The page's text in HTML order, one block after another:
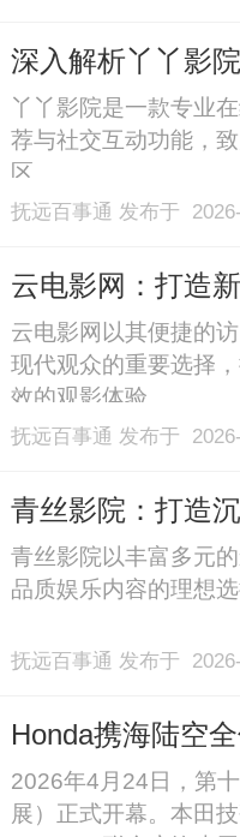
深入解析丫丫影
丫丫影院是一款专业
荐与社交互动功能，
区。......
抚远百事通 发布于
云电影网：打造
云电影网以其便捷的
现代观众的重要选择
效的观影体验。......
抚远百事通 发布于
青丝影院：打造
青丝影院以丰富多元
品质娱乐内容的理想
抚远百事通 发布于
Honda携海陆空
2026年4月24日，第
展）正式开幕。本田